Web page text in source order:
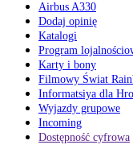
Airbus A330
Dodaj opinię
Katalogi
Program
Karty i bony
Filmowy Świat
Informatsiya dla
Wyjazdy grupowe
Incoming
Dostępność cyfrowa